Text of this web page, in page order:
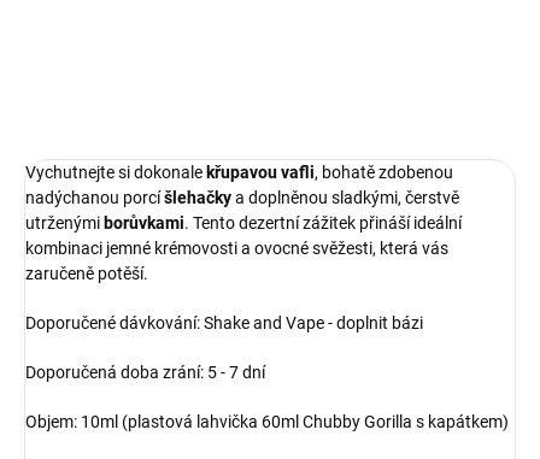
Vychutnejte si dokonale křupavou vafli, bohatě zdobenou
nadýchanou porcíšlehačkya doplněnou sladkými, čerstvě
utrženými borůvkami. Tento dezertní zážitek přináší ideální
kombinaci jemné krémovosti a ovocné svěžesti, která vás
zaručeně potěší.
Doporučené dávkování: Shake and Vape - doplnit bázi
Doporučená doba zrání: 5 - 7 dní
Objem: 10ml (plastová lahvička 60ml Chubby Gorilla s kapátkem)